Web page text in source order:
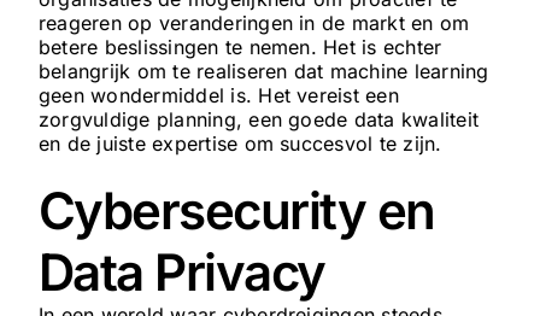
reageren op veranderingen in de markt en om
betere beslissingen te nemen. Het is echter
belangrijk om te realiseren dat machine learning
geen wondermiddel is. Het vereist een
zorgvuldige planning, een goede data kwaliteit
en de juiste expertise om succesvol te zijn.
Cybersecurity en
Data Privacy